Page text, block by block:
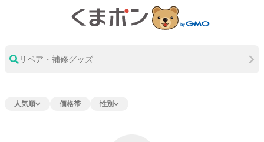
リペア・補修グッズ
人気順 価格帯 性別